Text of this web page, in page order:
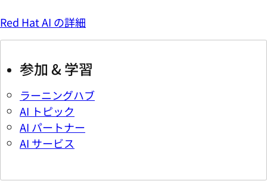
Red Hat AI の詳細
参加 & 学習
ラーニングハブ
AI トピック
AI パートナー
AI サービス